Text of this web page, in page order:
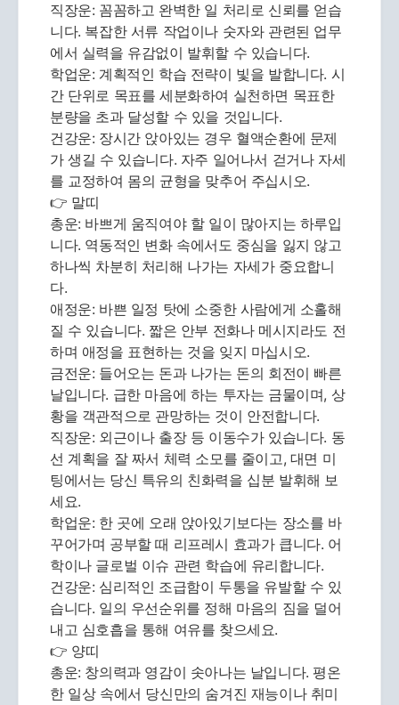
직장운: 꼼꼼하고 완벽한 일 처리로 신뢰를 얻습
니다. 복잡한 서류 작업이나 숫자와 관련된 업무
에서 실력을 유감없이 발휘할 수 있습니다.
학업운: 계획적인 학습 전략이 빛을 발합니다. 시
간 단위로 목표를 세분화하여 실천하면 목표한
분량을 초과 달성할 수 있을 것입니다.
건강운: 장시간 앉아있는 경우 혈액순환에 문제
가 생길 수 있습니다. 자주 일어나서 걷거나 자세
를 교정하여 몸의 균형을 맞추어 주십시오.
👉 말띠
총운: 바쁘게 움직여야 할 일이 많아지는 하루입
니다. 역동적인 변화 속에서도 중심을 잃지 않고
하나씩 차분히 처리해 나가는 자세가 중요합니
다.
애정운: 바쁜 일정 탓에 소중한 사람에게 소홀해
질 수 있습니다. 짧은 안부 전화나 메시지라도 전
하며 애정을 표현하는 것을 잊지 마십시오.
금전운: 들어오는 돈과 나가는 돈의 회전이 빠른
날입니다. 급한 마음에 하는 투자는 금물이며, 상
황을 객관적으로 관망하는 것이 안전합니다.
직장운: 외근이나 출장 등 이동수가 있습니다. 동
선 계획을 잘 짜서 체력 소모를 줄이고, 대면 미
팅에서는 당신 특유의 친화력을 십분 발휘해 보
세요.
학업운: 한 곳에 오래 앉아있기보다는 장소를 바
꾸어가며 공부할 때 리프레시 효과가 큽니다. 어
학이나 글로벌 이슈 관련 학습에 유리합니다.
건강운: 심리적인 조급함이 두통을 유발할 수 있
습니다. 일의 우선순위를 정해 마음의 짐을 덜어
내고 심호흡을 통해 여유를 찾으세요.
👉 양띠
총운: 창의력과 영감이 솟아나는 날입니다. 평온
한 일상 속에서 당신만의 숨겨진 재능이나 취미